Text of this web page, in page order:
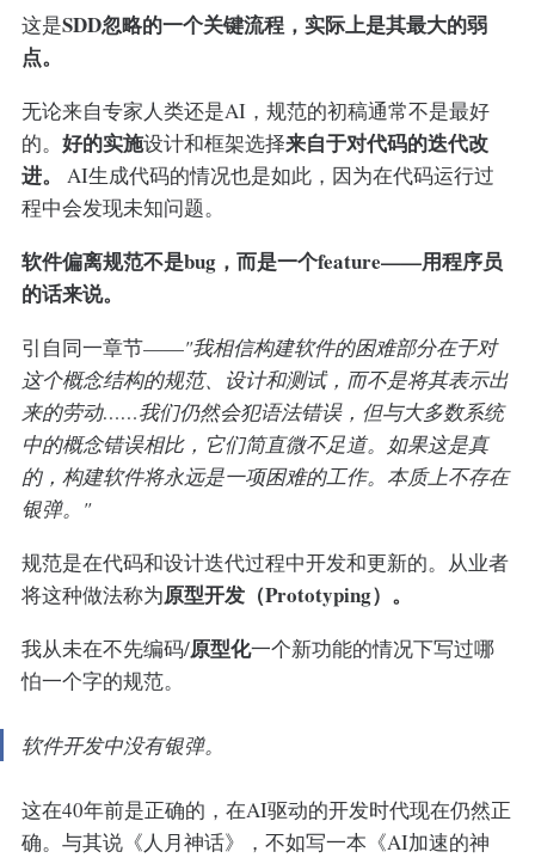
这是SDD忽略的一个关键流程，实际上是其最大的弱
点。
无论来自专家人类还是AI，规范的初稿通常不是最好
的。 好的实施设计和框架选择来自于对代码的迭代改
进。
AI生成代码的情况也是如此，因为在代码运行过
程中会发现未知问题。
软件偏离规范不是bug，而是一个feature——用程序员
的话来说。
引自同一章节——"我相信构建软件的困难部分在于对
这个概念结构的规范、设计和测试，而不是将其表示出
来的劳动……我们仍然会犯语法错误，但与大多数系统
中的概念错误相比，它们简直微不足道。如果这是真
的，构建软件将永远是一项困难的工作。本质上不存在
银弹。"
规范是在代码和设计迭代过程中开发和更新的。从业者
将这种做法称为原型开发（Prototyping）。
我从未在不先编码/原型化一个新功能的情况下写过哪
怕一个字的规范。
软件开发中没有银弹。
这在40年前是正确的，在AI驱动的开发时代现在仍然正
确。与其说《人月神话》，不如写一本《AI加速的神